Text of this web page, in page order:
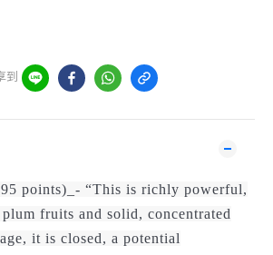
到
points)_- “This is richly powerful,
fruits and solid, concentrated
it is closed, a potential